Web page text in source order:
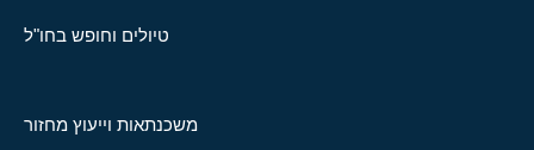
טיולים וחופש בחו"ל
משכנתאות וייעוץ מחזור